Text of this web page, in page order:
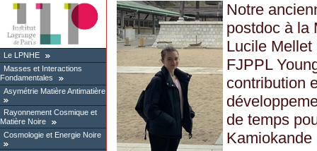
Le LPNHE
Masses et Interactions
Fondamentales
Asymétrie Matière Antimatière
Rayonnement Cosmique et
Matière Noire
Cosmologie et Energie Noire
Notre
postdoc à la
Lucile
FJPPL
contribution
de temps
Kamiokande